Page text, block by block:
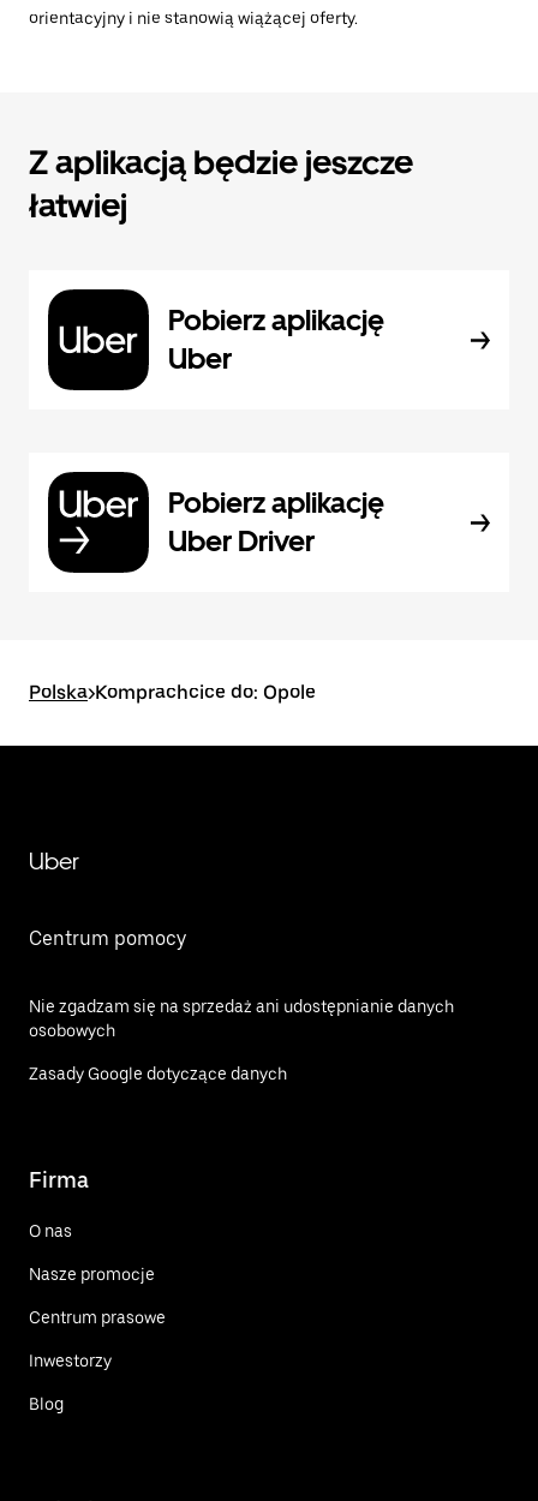
orientacyjny i nie stanowią wiążącej oferty.
Z aplikacją będzie jeszcze
łatwiej
Pobierz aplikację
Uber
Pobierz aplikację
Uber Driver
Polska>Komprachcice do: Opole
Uber
Centrum pomocy
Nie zgadzam się na sprzedaż ani udostępnianie danych
osobowych
Zasady Google dotyczące danych
Firma
O nas
Nasze promocje
Centrum prasowe
Inwestorzy
Blog